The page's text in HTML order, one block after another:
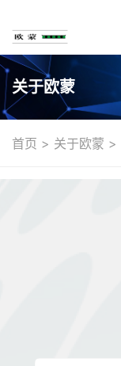
关于欧蒙
首页 > 关于欧蒙 >